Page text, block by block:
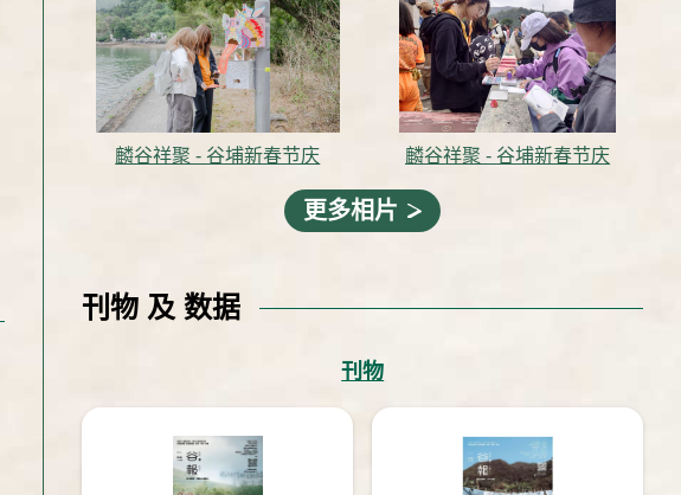
麟谷祥聚 - 谷埔新春节庆 麟谷祥聚 - 谷埔新春节庆
更多相片
刊物 及 数据
刊物